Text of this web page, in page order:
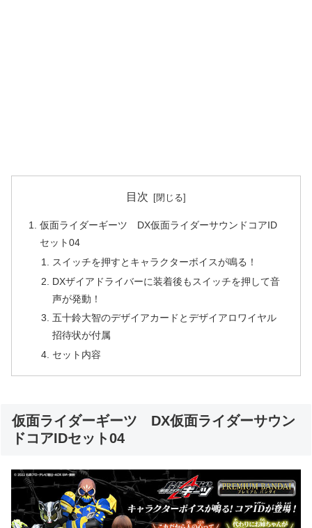
目次
仮面ライダーギーツ DX仮面ライダーサウンドコアID
セット04
スイッチを押すとキャラクターボイスが鳴る！
DXザイアドライバーに装着後もスイッチを押して音
声が発動！
五十鈴大智のデザイアカードとデザイアロワイヤル
招待状が付属
セット内容
仮面ライダーギーツ DX仮面ライダーサウン
ドコアIDセット04